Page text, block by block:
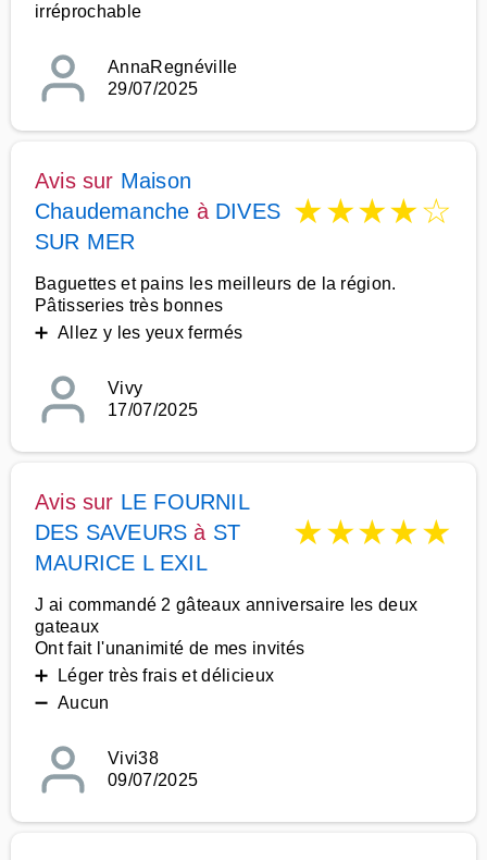
irréprochable
AnnaRegnéville
29/07/2025
Avis sur Maison
Chaudemanche à DIVES
SUR MER
★★★★☆
Baguettes et pains les meilleurs de la région.
Pâtisseries très bonnes
➕ Allez y les yeux fermés
Vivy
17/07/2025
Avis sur LE FOURNIL
DES SAVEURS à ST
MAURICE L EXIL
★★★★★
J ai commandé 2 gâteaux anniversaire les deux
gateaux
Ont fait l'unanimité de mes invités
➕ Léger très frais et délicieux
➖ Aucun
Vivi38
09/07/2025